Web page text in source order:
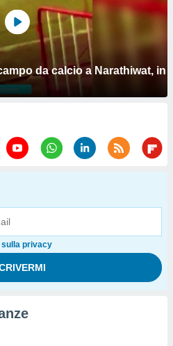
da calcio a Narathiwat, in
sulla privacy